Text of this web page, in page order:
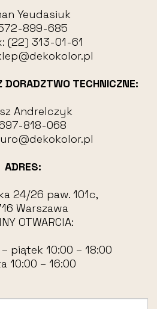
Yeudasiuk
899-685
(22) 313-01-61
TECHNICZNE:
Andrelczyk
818-068
ADRES:
24/26 paw. 101c,
Warszawa
OTWARCIA:
piątek 10:00 – 18:00
10:00 – 16:00